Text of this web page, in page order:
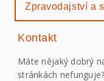
Zpravodajství a
Kontakt
Máte nějaký dobrý
stránkách nefunguje?